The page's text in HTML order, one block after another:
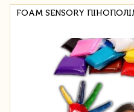
FOAM SENSORY